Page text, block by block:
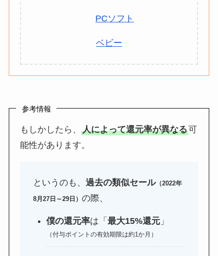
PCソフト
ベビー
参考情報
もしかしたら、人によって還元率が異なる可
能性があります。
というのも、過去の類似セール（2022年
8月27日～29日）の際、
僕の還元率は「最大15%還元 」
（付与ポイントの有効期限は約1か月）